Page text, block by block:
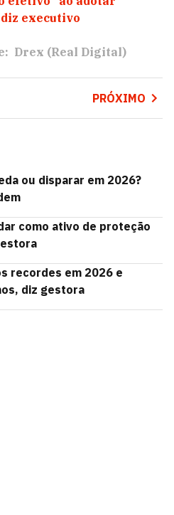
executivo
Drex (Real Digital)
PRÓXIMO
ou disparar em 2026?
como ativo de proteção
recordes em 2026 e
diz gestora